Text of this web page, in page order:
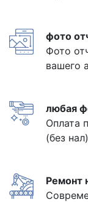
фото
Фото
вашего
любая
Оплата
(без нал)
Ремонт